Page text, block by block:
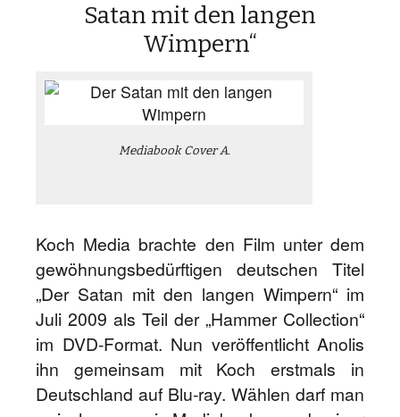
Satan mit den langen
Wimpern“
Mediabook Cover A.
Koch Media brachte den Film unter dem
gewöhnungsbedürftigen deutschen Titel
„Der Satan mit den langen Wimpern“ im
Juli 2009 als Teil der „Hammer Collection“
im DVD-Format. Nun veröffentlicht Anolis
ihn gemeinsam mit Koch erstmals in
Deutschland auf Blu-ray. Wählen darf man